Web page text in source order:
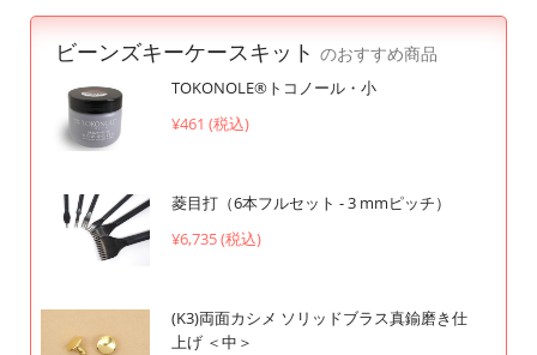
ビーンズキーケースキット のおすすめ商品
TOKONOLE®︎トコノール・小
¥461 (税込)
菱目打（6本フルセット - 3 mmピッチ）
¥6,735 (税込)
(K3)両面カシメ ソリッドブラス真鍮磨き仕
上げ ＜中＞